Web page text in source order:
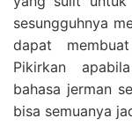
sesungguhnya
dapat
Pikirkan
bahasa jerman
bisa semuanya